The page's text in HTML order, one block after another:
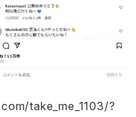
take_me_1103/?